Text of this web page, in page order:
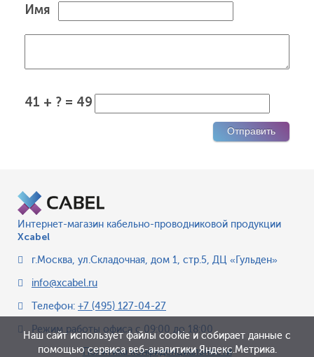
Имя
41 + ? = 49
Интернет-магазин кабельно-проводниковой продукции
Xcabel
г.Москва, ул.Складочная, дом 1, стр.5, ДЦ «Гульден»
info@xcabel.ru
Телефон: +7 (495) 127-04-27
Режим работы офиса с 09:00 до 18:00
Политика конфиденциальности
Наш сайт использует файлы cookie и собирает данные с
помощью сервиса веб-аналитики Яндекс.Метрика.